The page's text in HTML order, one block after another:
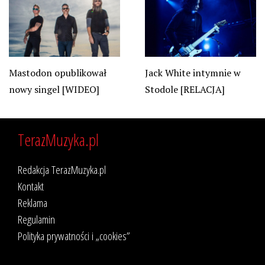
Mastodon opublikował
nowy singel [WIDEO]
Jack White intymnie w
Stodole [RELACJA]
TerazMuzyka.pl
Redakcja TerazMuzyka.pl
Kontakt
Reklama
Regulamin
Polityka prywatności i „cookies”